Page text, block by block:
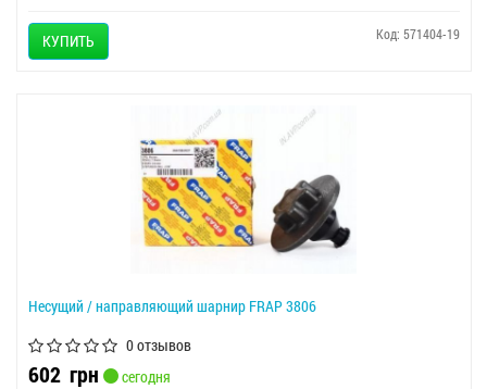
КУПИТЬ Код: 571404-19
Несущий / направляющий шарнир FRAP 3806
0 отзывов
602 грн
сегодня